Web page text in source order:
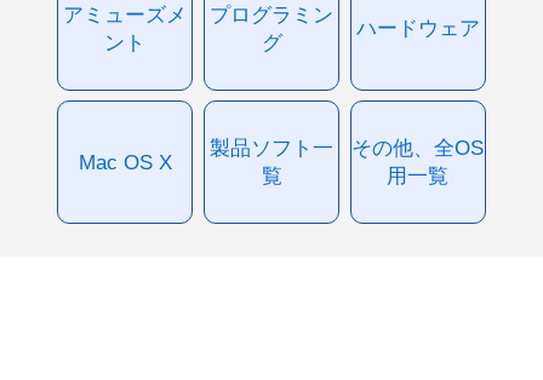
アミューズメ
ント
プログラミン
グ
ハードウェア
Mac OS X
製品ソフト一
覧
その他、全OS
用一覧